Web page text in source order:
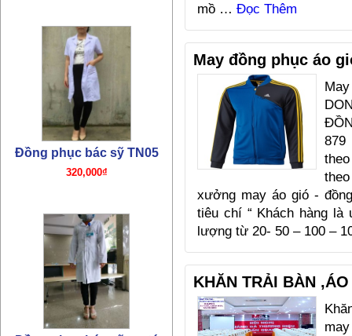
mồ … Đọc Thêm
May đồng phục áo
879
xưởng may áo gió -
tiêu chí “ Khách hàng là
lượng từ 20- 50 – 100 –
KHĂN TRẢI BÀN
280,000₫